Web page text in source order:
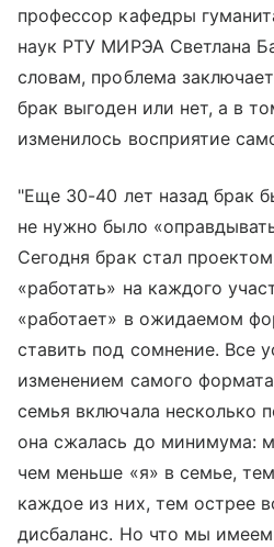
профессор кафедры
наук РТУ МИРЭА Светлана
словам, проблема
брак выгоден или нет, а в
изменилось восприятие
"Еще 30-40 лет назад брак
не нужно было
Сегодня брак стал
«работать» на каждого
«работает» в ожидаемом
ставить под сомнение. Все
изменением самого
семья включала несколько
она сжалась до минимума:
чем меньше «я» в семье,
каждое из них, тем острее
дисбаланс. Но что мы